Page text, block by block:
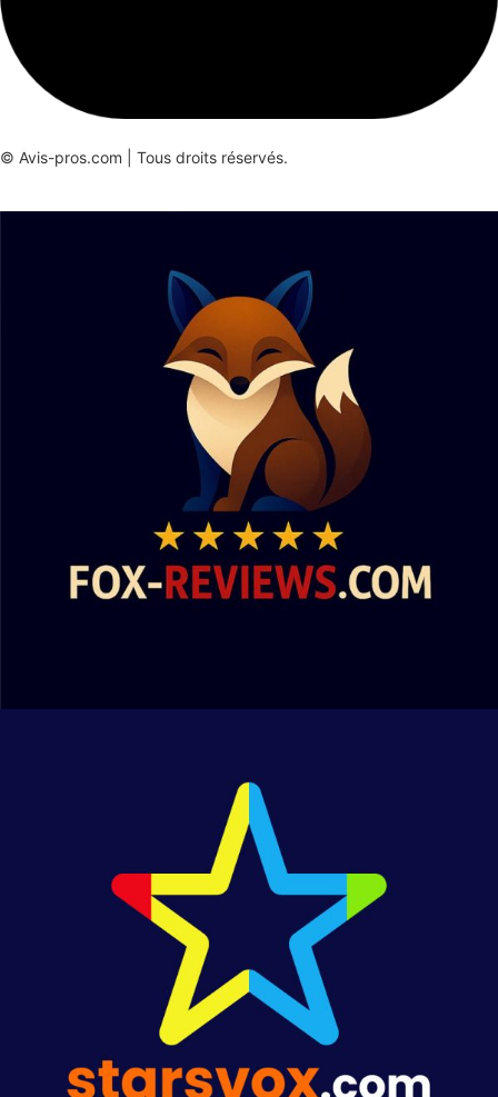
© Avis-pros.com | Tous droits réservés.